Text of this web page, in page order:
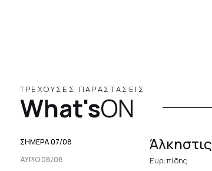
ΤΡΕΧΟΥΣΕΣ ΠΑΡΑΣΤΑΣΕΙΣ
What'sON
ΣΗΜΕΡΑ 07/08
ΑΥΡΙΟ 08/08
Άλκηστις
Ευριπίδης